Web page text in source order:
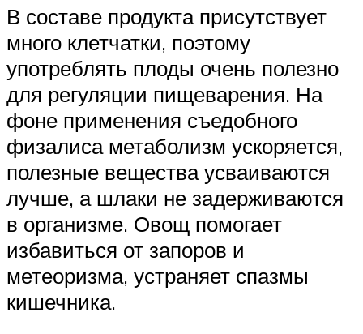
В составе продукта присутствует
много клетчатки, поэтому
употреблять плоды очень полезно
для регуляции пищеварения. На
фоне применения съедобного
физалиса метаболизм ускоряется,
полезные вещества усваиваются
лучше, а шлаки не задерживаются
в организме. Овощ помогает
избавиться от запоров и
метеоризма, устраняет спазмы
кишечника.